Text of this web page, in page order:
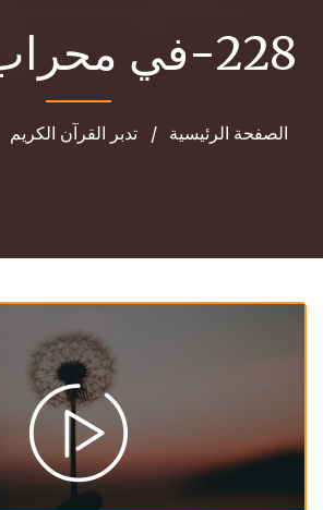
228-في محراب الحياة
الصفحة الرئيسية تدبر القرآن الكريم